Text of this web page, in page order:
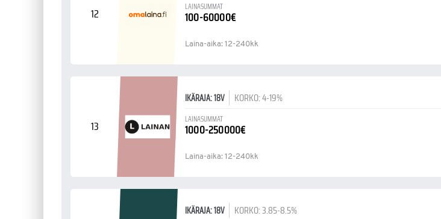
12 LAINASUMMAT
100-60000€
Laina-aika: 12-240kk
13
IKÄRAJA: 18V KORKO: 4-19%
LAINASUMMAT
1000-250000€
Laina-aika: 12-240kk
IKÄRAJA: 18V KORKO: 3.85-8.5%